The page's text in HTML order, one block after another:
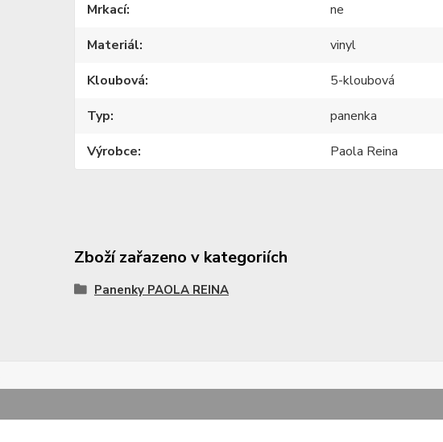
Mrkací
ne
Materiál
vinyl
Kloubová
5-kloubová
Typ
panenka
Výrobce
Paola Reina
Zboží zařazeno v kategoriích
Panenky PAOLA REINA